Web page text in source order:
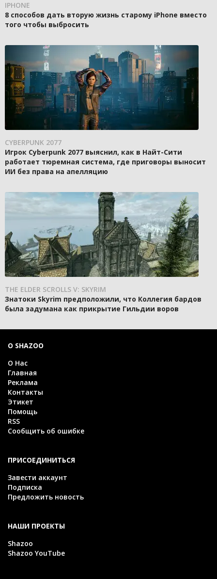
IPHONE
8 способов дать вторую жизнь старому iPhone вместо
того чтобы выбросить
CYBERPUNK 2077
Игрок Cyberpunk 2077 выяснил, как в Найт-Сити
работает тюремная система, где приговоры выносит
ИИ без права на апелляцию
THE ELDER SCROLLS V: SKYRIM
Знатоки Skyrim предположили, что Коллегия бардов
была задумана как прикрытие Гильдии воров
О SHAZOO
О Нас
Главная
Реклама
Контакты
Этикет
Помощь
RSS
Сообщить об ошибке
ПРИСОЕДИНИТЬСЯ
Завести аккаунт
Подписка
Предложить новость
НАШИ ПРОЕКТЫ
Shazoo
Shazoo YouTube